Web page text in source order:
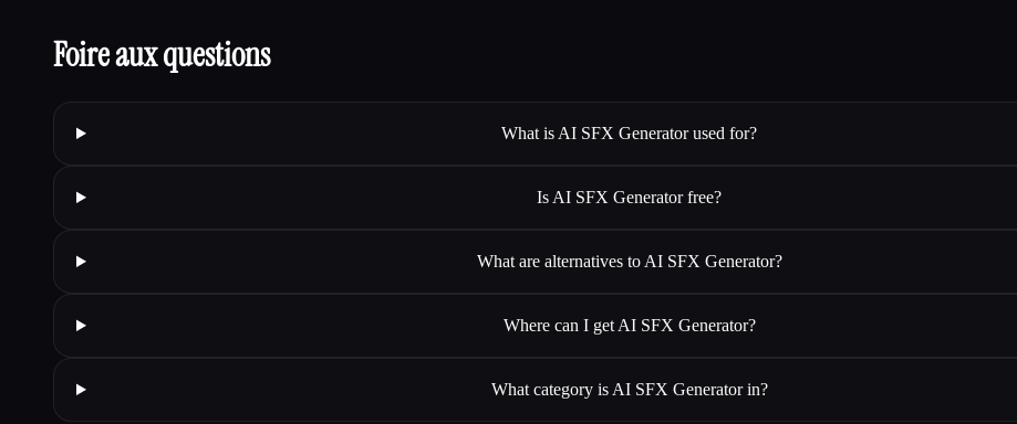
Foire aux questions
What is AI SFX Generator used for?
Is AI SFX Generator free?
What are alternatives to AI SFX Generator?
Where can I get AI SFX Generator?
What category is AI SFX Generator in?